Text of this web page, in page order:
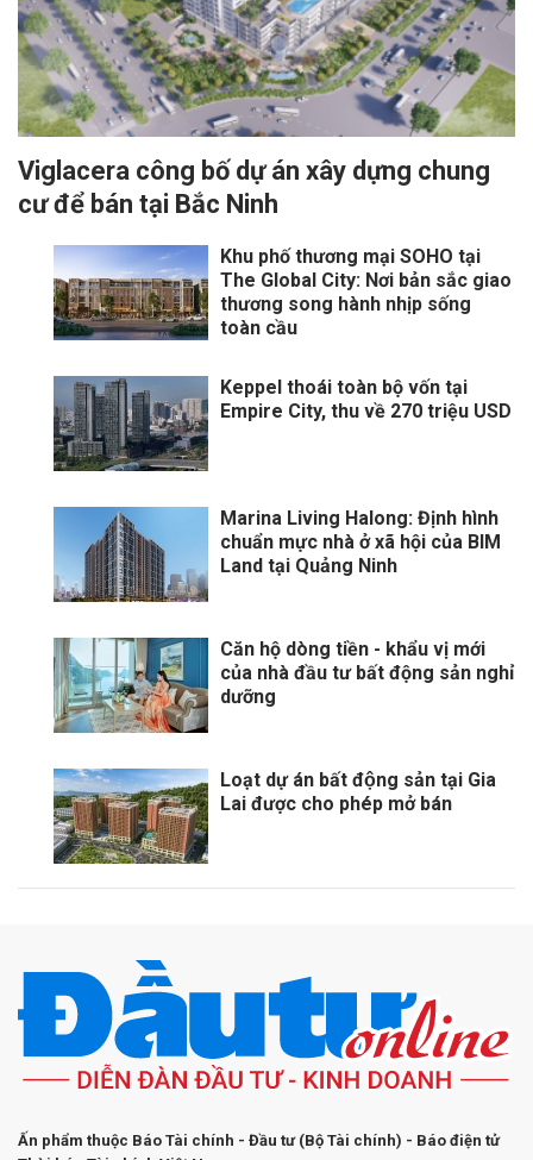
Viglacera công bố dự án xây dựng chung
cư để bán tại Bắc Ninh
Khu phố thương mại SOHO tại
The Global City: Nơi bản sắc giao
thương song hành nhịp sống
toàn cầu
Keppel thoái toàn bộ vốn tại
Empire City, thu về 270 triệu USD
Marina Living Halong: Định hình
chuẩn mực nhà ở xã hội của BIM
Land tại Quảng Ninh
Căn hộ dòng tiền - khẩu vị mới
của nhà đầu tư bất động sản nghỉ
dưỡng
Loạt dự án bất động sản tại Gia
Lai được cho phép mở bán
Ấn phẩm thuộc Báo Tài chính - Đầu tư (Bộ Tài chính) - Báo điện tử